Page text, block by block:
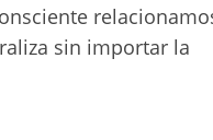
sin importar la